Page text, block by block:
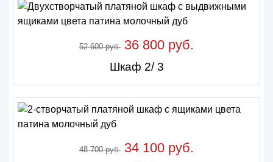
52 600 руб. 36 800 руб.
Шкаф 2/ 3
48 700 руб. 34 100 руб.